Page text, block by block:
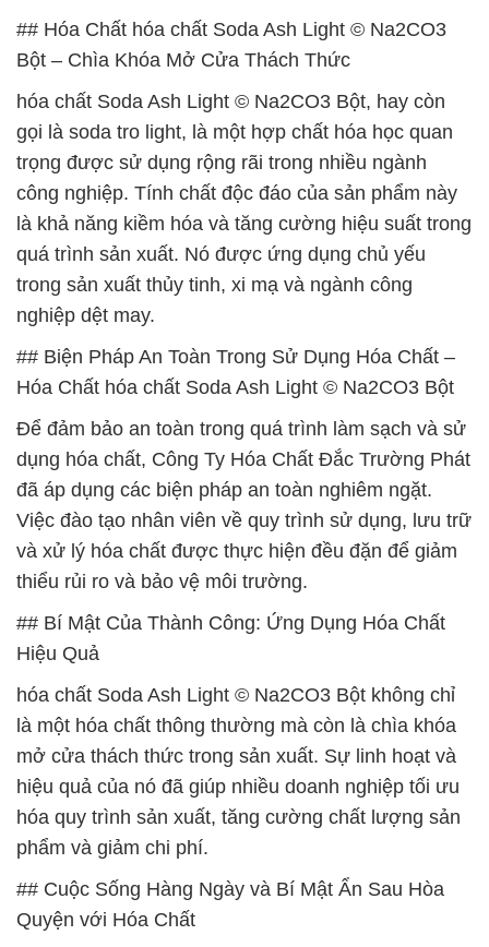
## Hóa Chất hóa chất Soda Ash Light © Na2CO3
Bột – Chìa Khóa Mở Cửa Thách Thức
hóa chất Soda Ash Light © Na2CO3 Bột, hay còn
gọi là soda tro light, là một hợp chất hóa học quan
trọng được sử dụng rộng rãi trong nhiều ngành
công nghiệp. Tính chất độc đáo của sản phẩm này
là khả năng kiềm hóa và tăng cường hiệu suất trong
quá trình sản xuất. Nó được ứng dụng chủ yếu
trong sản xuất thủy tinh, xi mạ và ngành công
nghiệp dệt may.
## Biện Pháp An Toàn Trong Sử Dụng Hóa Chất –
Hóa Chất hóa chất Soda Ash Light © Na2CO3 Bột
Để đảm bảo an toàn trong quá trình làm sạch và sử
dụng hóa chất, Công Ty Hóa Chất Đắc Trường Phát
đã áp dụng các biện pháp an toàn nghiêm ngặt.
Việc đào tạo nhân viên về quy trình sử dụng, lưu trữ
và xử lý hóa chất được thực hiện đều đặn để giảm
thiểu rủi ro và bảo vệ môi trường.
## Bí Mật Của Thành Công: Ứng Dụng Hóa Chất
Hiệu Quả
hóa chất Soda Ash Light © Na2CO3 Bột không chỉ
là một hóa chất thông thường mà còn là chìa khóa
mở cửa thách thức trong sản xuất. Sự linh hoạt và
hiệu quả của nó đã giúp nhiều doanh nghiệp tối ưu
hóa quy trình sản xuất, tăng cường chất lượng sản
phẩm và giảm chi phí.
## Cuộc Sống Hàng Ngày và Bí Mật Ẩn Sau Hòa
Quyện với Hóa Chất